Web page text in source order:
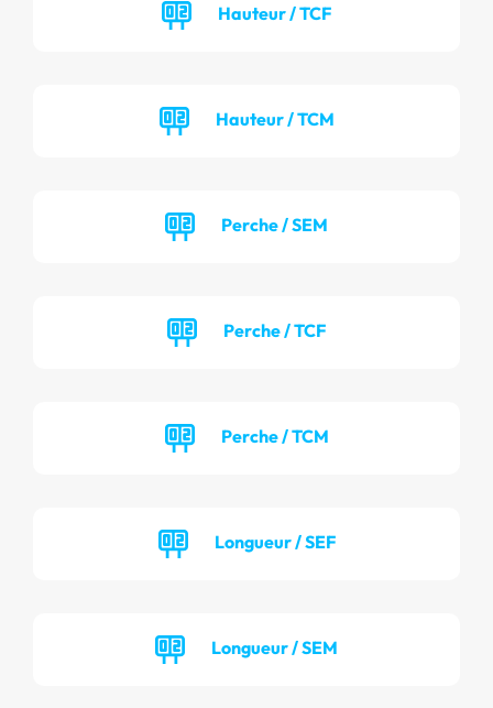
Hauteur / TCF
Hauteur / TCM
Perche / SEM
Perche / TCF
Perche / TCM
Longueur / SEF
Longueur / SEM